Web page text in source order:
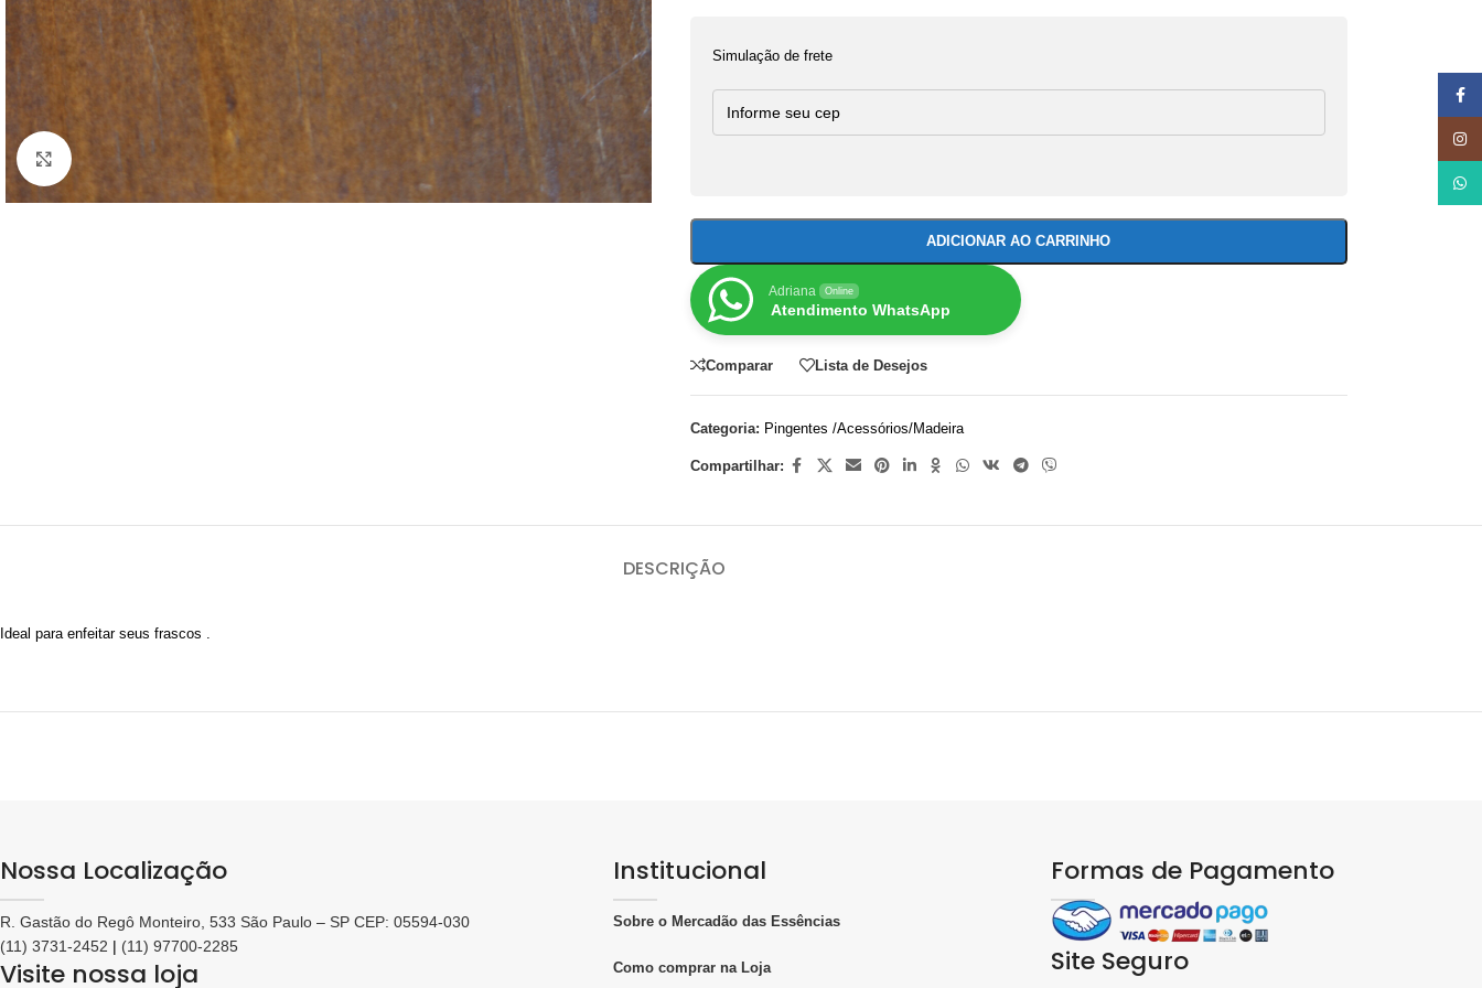
Clique para ampliar
Simulação de frete
ADICIONAR AO CARRINHO
Adriana Online
Atendimento WhatsApp
Comparar Lista de Desejos
Categoria: Pingentes /Acessórios/Madeira
Compartilhar:
DESCRIÇÃO
Ideal para enfeitar seus frascos .
Nossa Localização
R. Gastão do Regô Monteiro, 533 São Paulo – SP CEP: 05594-030
(11) 3731-2452 | (11) 97700-2285
Visite nossa loja
Institucional
Sobre o Mercadão das Essências
Como comprar na Loja
Formas de Pagamento
Site Seguro